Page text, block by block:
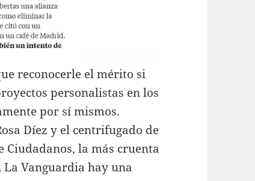
reconocerle el mérito si
personalistas en los
por sí mismos.
Díez y el centrifugado de
Ciudadanos, la más cruenta
Vanguardia hay una